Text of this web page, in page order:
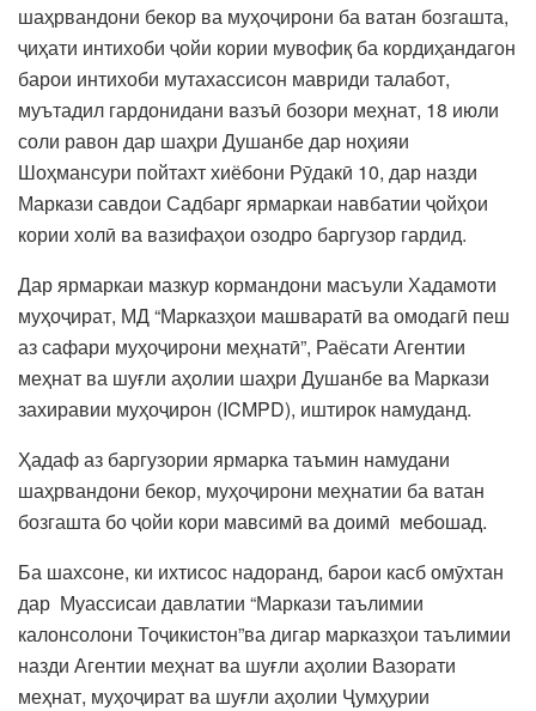
шаҳрвандони бекор ва муҳоҷирони ба ватан бозгашта,
ҷиҳати интихоби ҷойи кории мувофиқ ба кордиҳандагон
барои интихоби мутахассисон мавриди талабот,
муътадил гардонидани вазъӣ бозори меҳнат, 18 июли
соли равон дар шаҳри Душанбе дар ноҳияи
Шоҳмансури пойтахт хиёбони Рӯдакӣ 10, дар назди
Маркази савдои Садбарг ярмаркаи навбатии ҷойҳои
кории холӣ ва вазифаҳои озодро баргузор гардид.
Дар ярмаркаи мазкур кормандони масъули Хадамоти
муҳоҷират, МД “Марказҳои машваратӣ ва омодагӣ пеш
аз сафари муҳоҷирони меҳнатӣ”, Раёсати Агентии
меҳнат ва шуғли аҳолии шаҳри Душанбе ва Маркази
захиравии муҳоҷирон (ICMPD), иштирок намуданд.
Ҳадаф аз баргузории ярмарка таъмин намудани
шаҳрвандони бекор, муҳоҷирони меҳнатии ба ватан
бозгашта бо ҷойи кори мавсимӣ ва доимӣ мебошад.
Ба шахсоне, ки ихтисос надоранд, барои касб омӯхтан
дар Муассисаи давлатии “Маркази таълимии
калонсолони Тоҷикистон”ва дигар марказҳои таълимии
назди Агентии меҳнат ва шуғли аҳолии Вазорати
меҳнат, муҳоҷират ва шуғли аҳолии Ҷумҳурии